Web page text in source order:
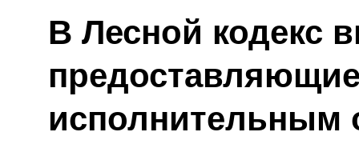
В Лесной кодекс
исполнительным